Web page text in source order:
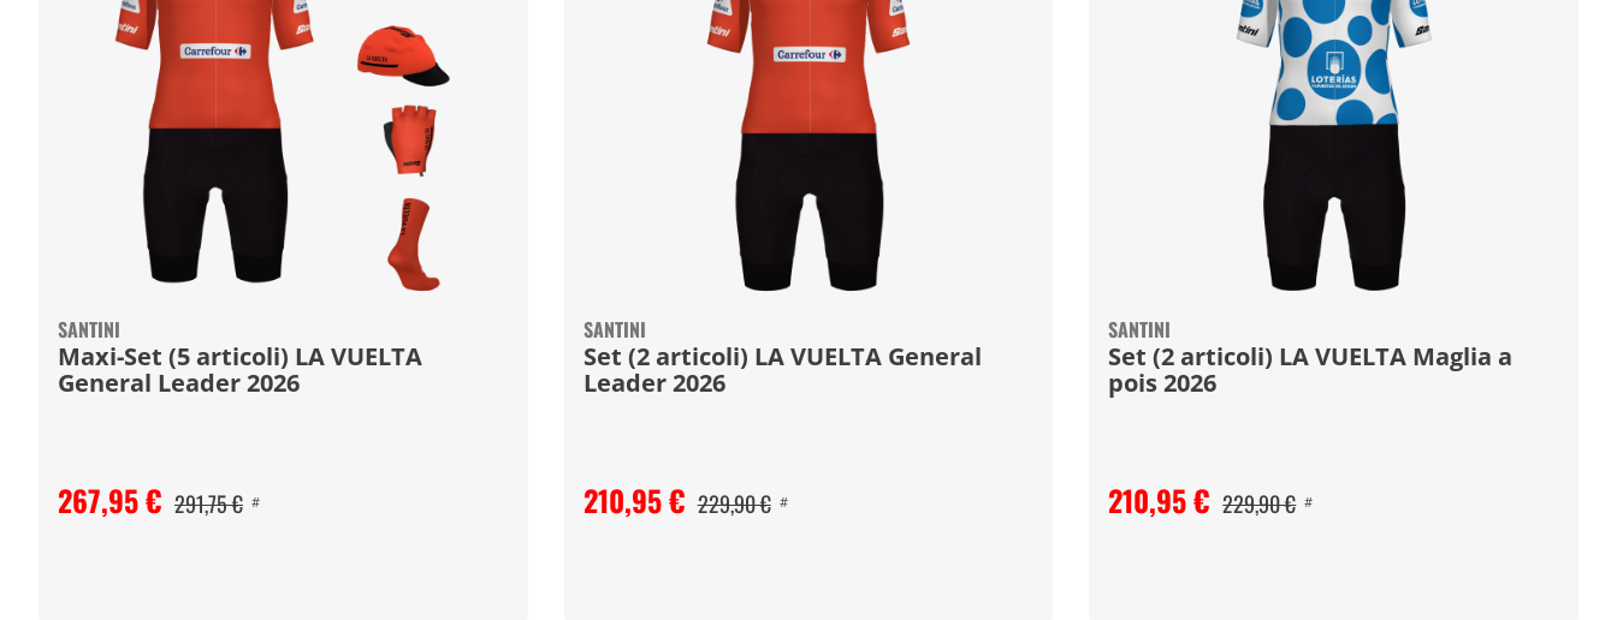
SANTINI
Maxi-Set (5 articoli) LA VUELTA
General Leader 2026
267,95 € 291,75 € #
SANTINI
Set (2 articoli) LA VUELTA General
Leader 2026
210,95 € 229,90 € #
SANTINI
Set (2 articoli) LA VUELTA Maglia a
pois 2026
210,95 € 229,90 € #